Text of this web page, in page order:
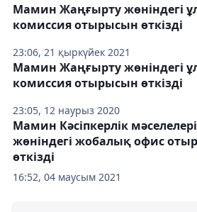
23:06, 21 қыркүйек 2021
Мамин Жаңғырту жөніндегі
комиссия отырысын өткізді
23:05, 12 наурыз 2020
Мамин Жаңғырту жөніндегі
комиссия отырысын өткізді
16:52, 04 маусым 2021
Мамин Кәсіпкерлік мәселелері
жөніндегі жобалық офис
өткізді